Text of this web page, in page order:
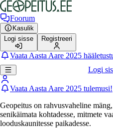
Foorum
Kasulik
Logi sisse
Registreeri
Vaata Aasta Aare 2025
Logi
Vaata Aasta Aare 2025 tulemusi!
Geopeitus on rahvusvaheline
senikäimata kohtadesse, mitmete
looduskaunitesse paikadesse.